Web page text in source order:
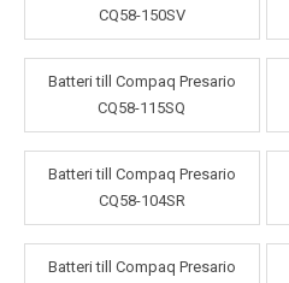
CQ58-150SV
Batteri till Compaq Presario
CQ58-115SQ
Batteri till Compaq Presario
CQ58-104SR
Batteri till Compaq Presario